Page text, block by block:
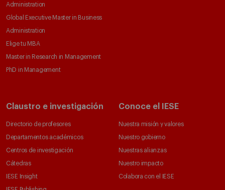
Administration
Global Executive Master in Business
Administration
Elige tu MBA
Master in Research in Management
PhD in Management
Claustro e investigación
Directorio de profesores
Departamentos académicos
Centros de investigación
Cátedras
IESE Insight
Conoce el IESE
Nuestra misión y valores
Nuestro gobierno
Nuestras alianzas
Nuestro impacto
Colabora con el IESE